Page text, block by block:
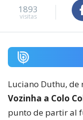
1893
visitas
Luciano Duthu,
Vozinha a Colo
punto de partir al